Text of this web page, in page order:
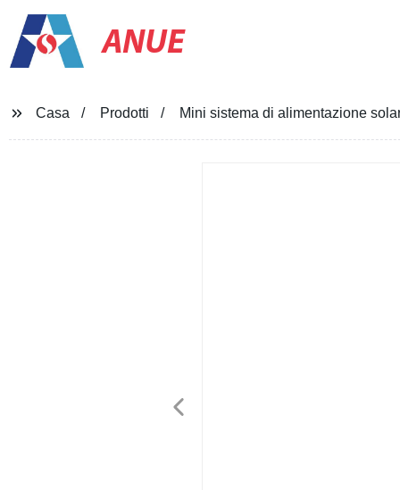
ANUE
Casa Prodotti Mini sistema di alimentazione